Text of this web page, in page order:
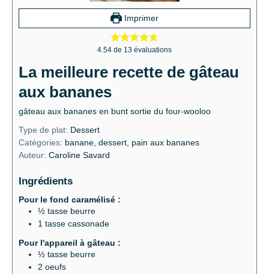
Imprimer
4.54 de 13 évaluations
La meilleure recette de gâteau
aux bananes
gâteau aux bananes en bunt sortie du four-wooloo
Type de plat: Dessert
Catégories: banane, dessert, pain aux bananes
Auteur: Caroline Savard
Ingrédients
Pour le fond caramélisé :
½ tasse beurre
1 tasse cassonade
Pour l'appareil à gâteau :
½ tasse beurre
2 oeufs